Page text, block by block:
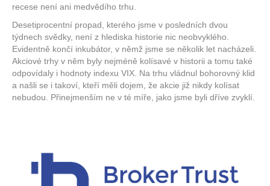
recese není ani medvědího trhu.
Desetiprocentní propad, kterého jsme v posledních dvou
týdnech svědky, není z hlediska historie nic neobvyklého.
Evidentně končí inkubátor, v němž jsme se několik let nacházeli.
Akciové trhy v něm byly nejméně kolísavé v historii a tomu také
odpovídaly i hodnoty indexu VIX. Na trhu vládnul bohorovný klid
a našli se i takoví, kteří měli dojem, že akcie již nikdy kolísat
nebudou. Přinejmenším ne v té míře, jako jsme byli dříve zvyklí.